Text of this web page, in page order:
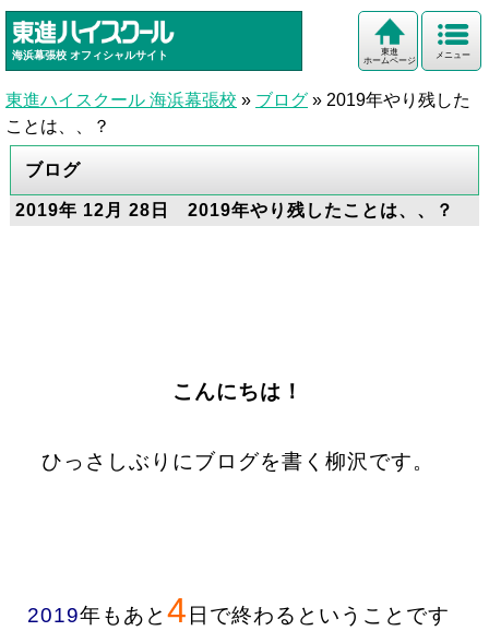
海浜幕張校 オフィシャルサイト メニュー
東進
ホームページ
東進ハイスクール 海浜幕張校 » ブログ » 2019年やり残した
ことは、、？
ブログ
2019年 12月 28日 2019年やり残したことは、、？
こんにちは！
ひっさしぶりにブログを書く柳沢です。
2019年もあと 4 日で終わるということです